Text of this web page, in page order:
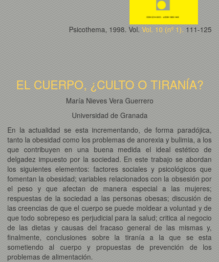
Psicothema, 1998. Vol. Vol. 10 (nº 1). 111-125
EL CUERPO, ¿CULTO O TIRANÍA?
María Nieves Vera Guerrero
Universidad de Granada
En la actualidad se esta incrementando, de forma paradójica,
tanto la obesidad como los problemas de anorexia y bulimia, a los
que contribuyen en una buena medida el ideal estético de
delgadez impuesto por la sociedad. En este trabajo se abordan
los siguientes elementos: factores sociales y psicológicos que
fomentan la obesidad; variables relacionados con la obsesión por
el peso y que afectan de manera especial a las mujeres;
respuestas de la sociedad a las personas obesas; discusión de
las creencias de que el cuerpo se puede moldear a voluntad y de
que todo sobrepeso es perjudicial para la salud; critica al negocio
de las dietas y causas del fracaso general de las mismas y,
finalmente, conclusiones sobre la tiranía a la que se esta
sometiendo al cuerpo y propuestas de prevención de los
problemas de alimentación.